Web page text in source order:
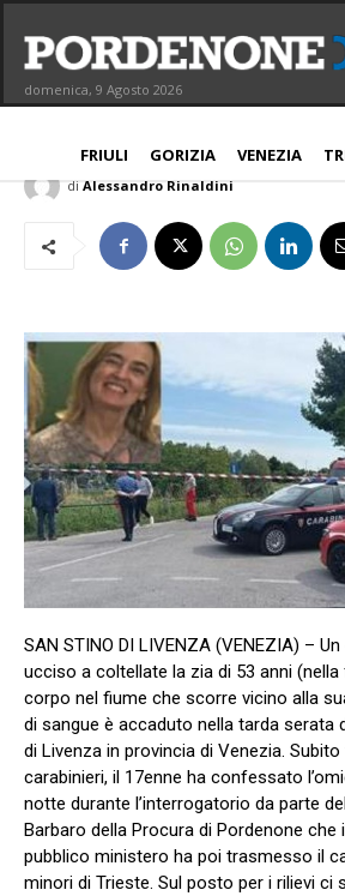
domenica, 9 Agosto 2026
FRIULI GORIZIA VENEZIA
Lite in famiglia, minore
a coltellate
NORD EST
di Alessandro Rinaldini
SAN STINO DI LIVENZA (VENEZIA) –
ucciso a coltellate la zia di 53 anni
corpo nel fiume che scorre vicino alla
di sangue è accaduto nella tarda serata
di Livenza in provincia di Venezia.
carabinieri, il 17enne ha confessato
notte durante l’interrogatorio da parte
Barbaro della Procura di Pordenone che
pubblico ministero ha poi trasmesso il
minori di Trieste. Sul posto per i rilievi ci